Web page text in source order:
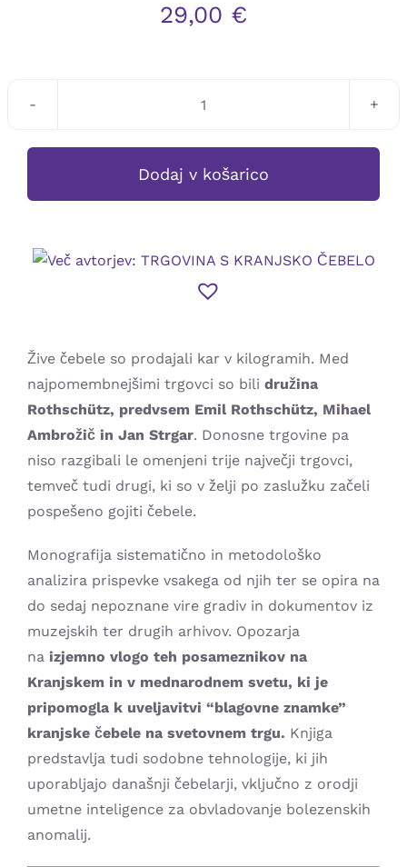
29,00 €
Več
TRGOVINA
količina
Dodaj v košarico
Žive čebele so prodajali kar v kilogramih. Med
najpomembnejšimi trgovci so bili družina
Rothschütz, predvsem Emil Rothschütz, Mihael
Ambrožič in Jan Strgar. Donosne trgovine pa
niso razgibali le omenjeni trije največji trgovci,
temveč tudi drugi, ki so v želji po zaslužku začeli
pospešeno gojiti čebele.
Monografija sistematično in metodološko
analizira prispevke vsakega od njih ter se opira na
do sedaj nepoznane vire gradiv in dokumentov iz
muzejskih ter drugih arhivov. Opozarja
naizjemno vlogo teh posameznikov na
Kranjskem in v mednarodnem svetu, ki je
pripomogla k uveljavitvi “blagovne znamke”
kranjske čebele na svetovnem trgu. Knjiga
predstavlja tudi sodobne tehnologije, ki jih
uporabljajo današnji čebelarji, vključno z orodji
umetne inteligence za obvladovanje bolezenskih
anomalij.